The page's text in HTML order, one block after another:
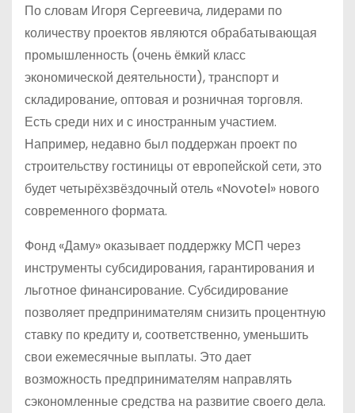
По словам Игоря Сергеевича, лидерами по
количеству проектов являются обрабатывающая
промышленность (очень ёмкий класс
экономической деятельности), транспорт и
складирование, оптовая и розничная торговля.
Есть среди них и с иностранным участием.
Например, недавно был поддержан проект по
строительству гостиницы от европейской сети, это
будет четырёхзвёздочный отель «Novotel» нового
современного формата.
Фонд «Даму» оказывает поддержку МСП через
инструменты субсидирования, гарантирования и
льготное финансирование. Субсидирование
позволяет предпринимателям снизить процентную
ставку по кредиту и, соответственно, уменьшить
свои ежемесячные выплаты. Это дает
возможность предпринимателям направлять
сэкономленные средства на развитие своего дела.